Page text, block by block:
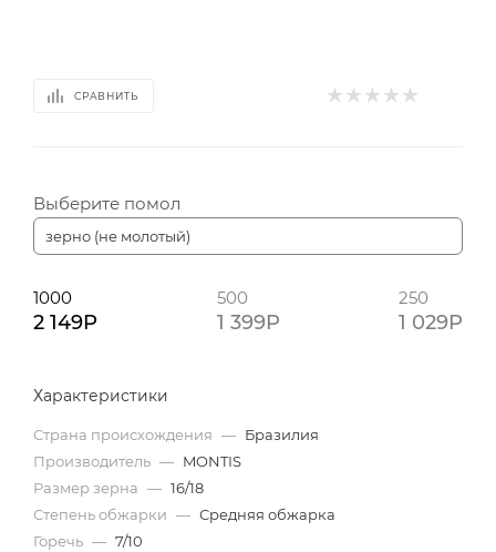
СРАВНИТЬ
Выберите помол
зерно (не молотый)
1000
2 149P
500
1 399P
250
1 029P
Характеристики
Страна происхождения — Бразилия
Производитель — MONTIS
Размер зерна — 16/18
Степень обжарки — Средняя обжарка
Горечь — 7/10